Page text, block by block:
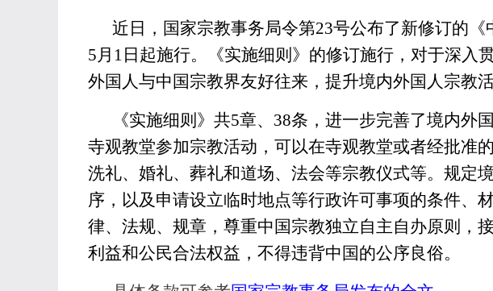
近日，国家宗教事务局令第23号公布了新修订的
5月1日起施行。《实施细则》的修订施行，对于深入
外国人与中国宗教界友好往来，提升境内外国人宗教
《实施细则》共5章、38条，进一步完善了境内外
寺观教堂参加宗教活动，可以在寺观教堂或者经批准
洗礼、婚礼、葬礼和道场、法会等宗教仪式等。规定
序，以及申请设立临时地点等行政许可事项的条件、
律、法规、规章，尊重中国宗教独立自主自办原则，
利益和公民合法权益，不得违背中国的公序良俗。